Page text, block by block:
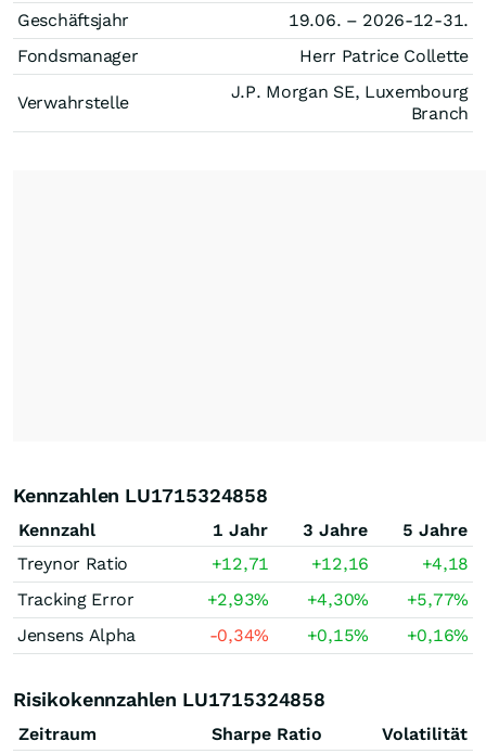
Geschäftsjahr
19.06. – 2026-12-31.
Fondsmanager
Herr Patrice Collette
Verwahrstelle
J.P. Morgan SE, Luxembourg
Branch
Kennzahlen LU1715324858
Kennzahl 1 Jahr 3 Jahre
5 Jahre
Treynor Ratio
+12,71 +12,16
+4,18
Tracking Error
+2,93% +4,30% +5,77%
Jensens Alpha
-0,34% +0,15% +0,16%
Risikokennzahlen LU1715324858
Zeitraum Sharpe Ratio
Volatilität